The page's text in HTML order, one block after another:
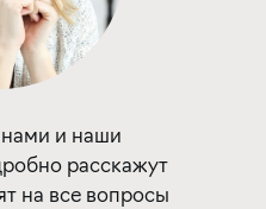
и наши
расскажут
на все вопросы